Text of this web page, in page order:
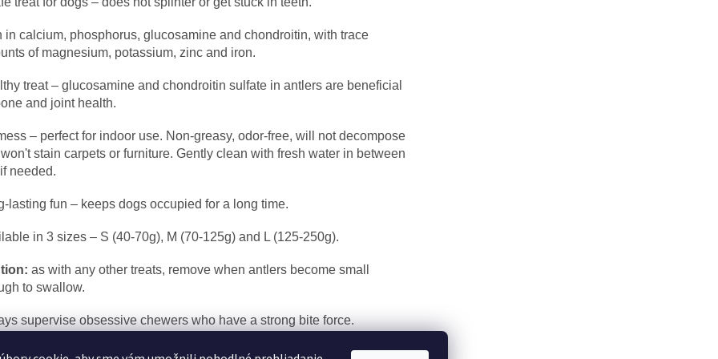
in calcium, phosphorus, glucosamine and chondroitin, with trace
of magnesium, potassium, zinc and iron.
treat – glucosamine and chondroitin sulfate in antlers are beneficial
and joint health.
– perfect for indoor use. Non-greasy, odor-free, will not decompose
stain carpets or furniture. Gently clean with fresh water in between
needed.
lasting fun – keeps dogs occupied for a long time.
in 3 sizes – S (40-70g), M (70-125g) and L (125-250g).
as with any other treats, remove when antlers become small
to swallow.
supervise obsessive chewers who have a strong bite force.